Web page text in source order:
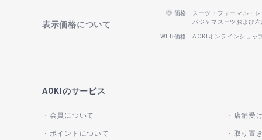
表示価格について
価格
スーツ・フォーマル・
パジャマスーツおよび
WEB価格 AOKIオンラインショッ
AOKIのサービス
会員について
ポイントについて
店舗受
取り置